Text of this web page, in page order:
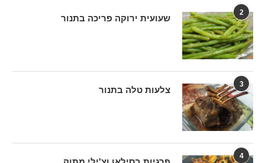
2
שעועית ירוקה פריכה בתנור
3
צלעות טלה בתנור
4